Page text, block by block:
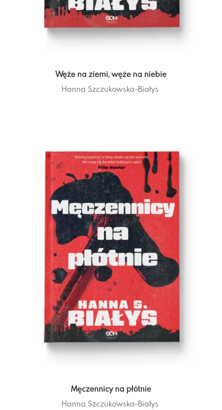
Węże na ziemi, węże na niebie
Hanna Szczukowska-Białys
Męczennicy na płótnie
Hanna Szczukowska-Białys